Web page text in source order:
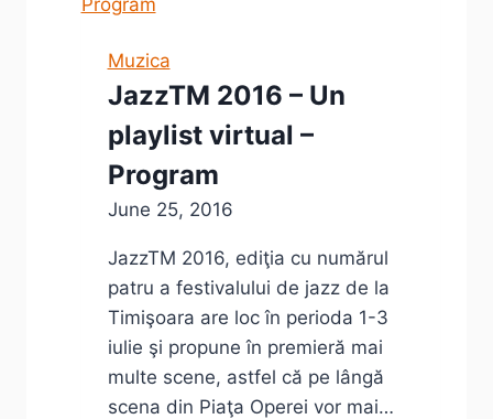
românesc
Muzica
JazzTM 2016 – Un
playlist virtual –
Program
June 25, 2016
JazzTM 2016, ediţia cu numărul
patru a festivalului de jazz de la
Timişoara are loc în perioda 1-3
iulie şi propune în premieră mai
multe scene, astfel că pe lângă
scena din Piaţa Operei vor mai…